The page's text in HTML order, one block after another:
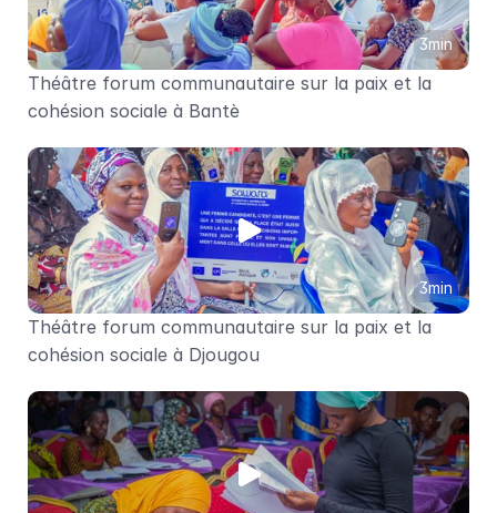
3min
Théâtre forum communautaire sur la paix et la
cohésion sociale à Bantè
3min
Théâtre forum communautaire sur la paix et la
cohésion sociale à Djougou